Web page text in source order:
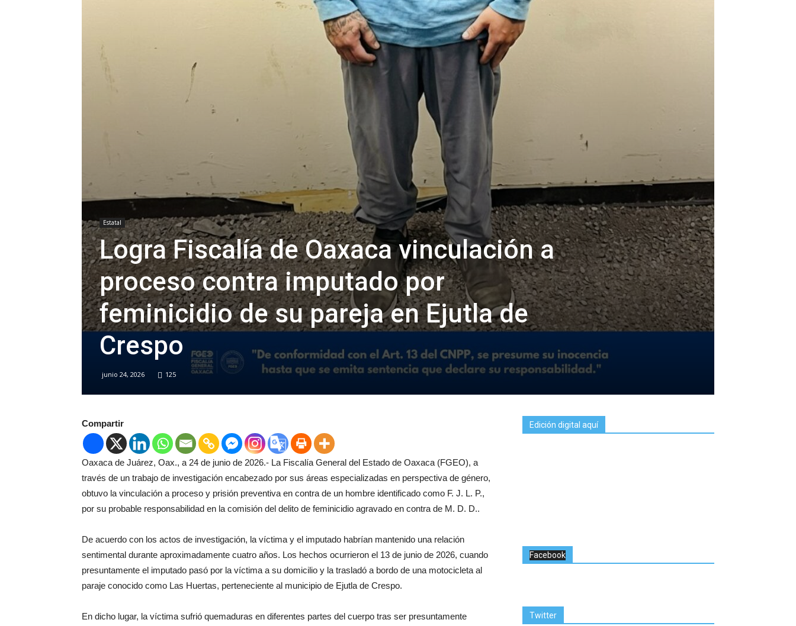
Estatal
Logra Fiscalía de Oaxaca vinculación a
proceso contra imputado por
feminicidio de su pareja en Ejutla de
Crespo
junio 24, 2026 125
Compartir
Oaxaca de Juárez, Oax., a 24 de junio de 2026.- La Fiscalía General del Estado de Oaxaca (FGEO), a
través de un trabajo de investigación encabezado por sus áreas especializadas en perspectiva de género,
obtuvo la vinculación a proceso y prisión preventiva en contra de un hombre identificado como F. J. L. P.,
por su probable responsabilidad en la comisión del delito de feminicidio agravado en contra de M. D. D..
De acuerdo con los actos de investigación, la víctima y el imputado habrían mantenido una relación
sentimental durante aproximadamente cuatro años. Los hechos ocurrieron el 13 de junio de 2026, cuando
presuntamente el imputado pasó por la víctima a su domicilio y la trasladó a bordo de una motocicleta al
paraje conocido como Las Huertas, perteneciente al municipio de Ejutla de Crespo.
En dicho lugar, la víctima sufrió quemaduras en diferentes partes del cuerpo tras ser presuntamente
Edición digital aquí
Facebook
Twitter